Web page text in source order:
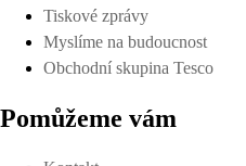
Tiskové zprávy
Myslíme na budoucnost
Obchodní skupina Tesco
Pomůžeme vám